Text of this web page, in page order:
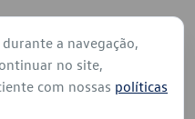
a navegação,
no site,
com nossas políticas